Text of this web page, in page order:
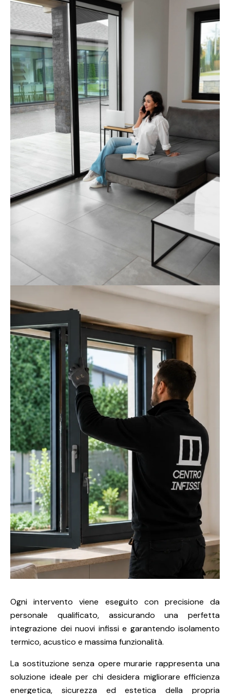
Ogni intervento viene eseguito con precisione da
personale qualificato, assicurando una perfetta
integrazione dei nuovi infissi e garantendo isolamento
termico, acustico e massima funzionalità.
La sostituzione senza opere murarie rappresenta una
soluzione ideale per chi desidera migliorare efficienza
energetica, sicurezza ed estetica della propria